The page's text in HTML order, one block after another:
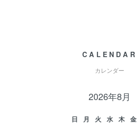
CALENDAR
カレンダー
2026年8月
日 月 火 水 木 金